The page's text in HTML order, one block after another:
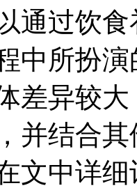
通过饮
中所扮
差异较
并结合
文中详